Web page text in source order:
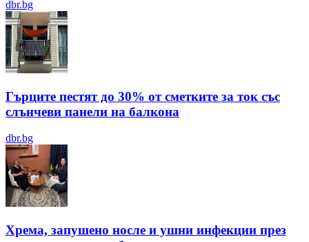
dbr.bg
Гърците пестят до 30% от сметките за ток със
слънчеви панели на балкона
dbr.bg
Хрема, запушено носле и ушни инфекции през